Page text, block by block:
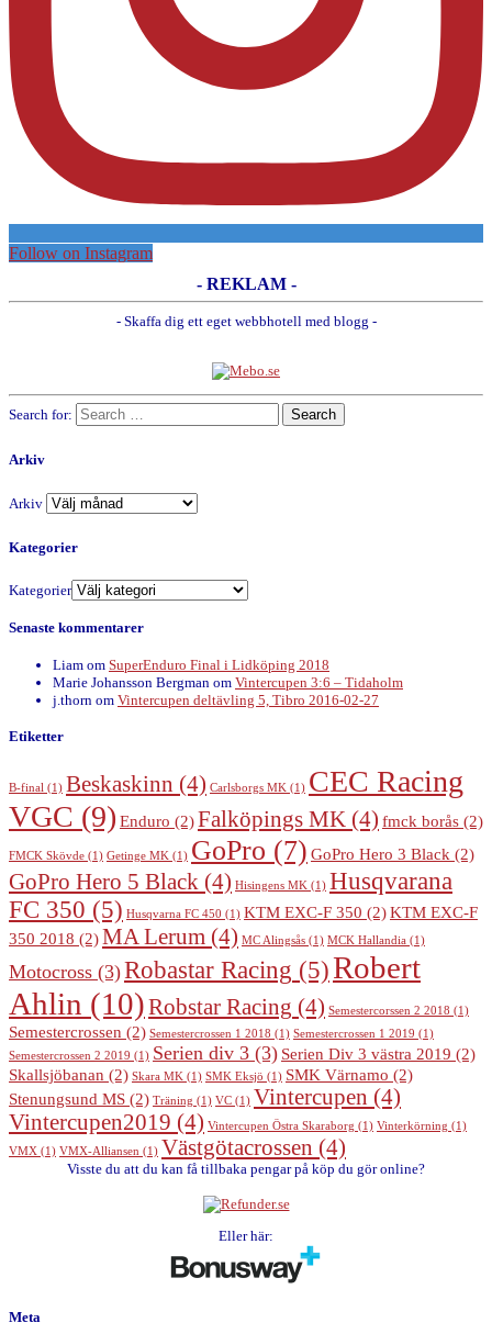
Follow on Instagram
- REKLAM -
- Skaffa dig ett eget webbhotell med blogg -
Search for:
Arkiv
Arkiv
Kategorier
Kategorier
Senaste kommentarer
Liam om SuperEnduro Final i Lidköping 2018
Marie Johansson Bergman om Vintercupen 3:6 – Tidaholm
j.thorn om Vintercupen deltävling 5, Tibro 2016-02-27
Etiketter
B-final (1) Beskaskinn (4) Carlsborgs MK (1) CEC Racing
VGC (9) Enduro (2)Falköpings MK (4) fmck borås (2)
FMCK Skövde (1) Getinge MK (1) GoPro (7) GoPro Hero 3 Black (2)
GoPro Hero 5 Black (4) Hisingens MK (1) Husqvarana
FC 350 (5) Husqvarna FC 450 (1) KTM EXC-F 350 (2)KTM EXC-F
350 2018 (2)MA Lerum (4) MC Alingsås (1) MCK Hallandia (1)
Motocross (3)Robastar Racing (5)Robert
Ahlin (10)Robstar Racing (4) Semestercorssen 2 2018 (1)
Semestercrossen (2) Semestercrossen 1 2018 (1) Semestercrossen 1 2019 (1)
Semestercrossen 2 2019 (1) Serien div 3 (3) Serien Div 3 västra 2019 (2)
Skallsjöbanan (2) Skara MK (1) SMK Eksjö (1) SMK Värnamo (2)
Stenungsund MS (2) Träning (1) VC (1) Vintercupen (4)
Vintercupen2019 (4) Vintercupen Östra Skaraborg (1) Vinterkörning (1)
VMX (1) VMX-Alliansen (1) Västgötacrossen (4)
Visste du att du kan få tillbaka pengar på köp du gör online?
Eller här:
Meta